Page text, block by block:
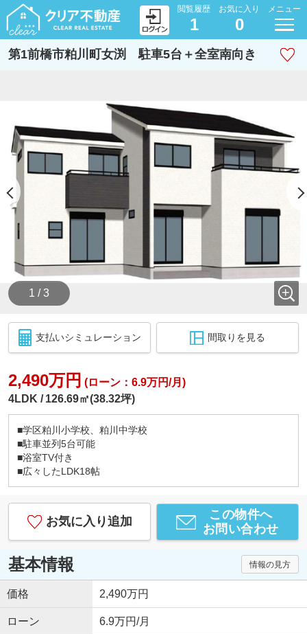
閲覧履歴
1
お気に入り
0
メニュー
第1前橋市粕川町女渕 駐車5台＋全室南向き
1 / 3
支払いシミュレーション 間取りを見る
2,490万円 (ローン：6.9万円/月)
4LDK
126.69㎡(38.32坪)
■学区粕川小学校、粕川中学校
■駐車並列5台可能
■浴室TV付き
■広々したLDK18帖
お気に入り追加
この物件へ
お問い合わせ
基本情報 情報の見方
価格 2,490万円
ローン 6.9万円/月